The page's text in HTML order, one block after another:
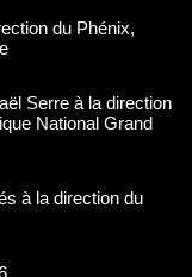
National Grand
à la direction du
les lauréats 2026 !